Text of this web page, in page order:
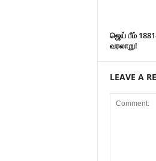
ஜெய் பீம்
வரலாறு!
LEAVE A